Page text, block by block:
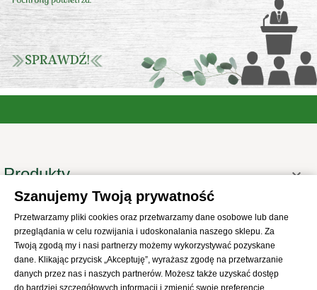
Produkty 
Informacje
Twoje konto 
Informacje o sklepie
Szanujemy Twoją prywatność
Przetwarzamy pliki cookies oraz przetwarzamy dane osobowe lub dane
przeglądania w celu rozwijania i udoskonalania naszego sklepu. Za
Twoją zgodą my i nasi partnerzy możemy wykorzystywać pozyskane
dane. Klikając przycisk „Akceptuję”, wyrażasz zgodę na przetwarzanie
danych przez nas i naszych partnerów. Możesz także uzyskać dostęp
do bardziej szczegółowych informacji i zmienić swoje preferencje.